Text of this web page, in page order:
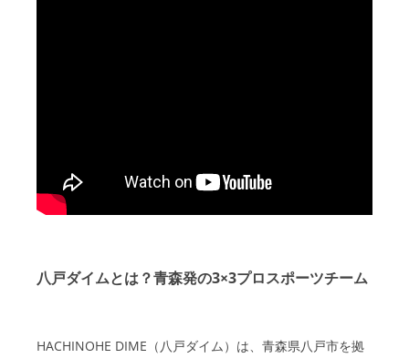
八戸ダイムとは？青森発の3×3プロスポーツチーム
HACHINOHE DIME（八戸ダイム）は、青森県八戸市を拠